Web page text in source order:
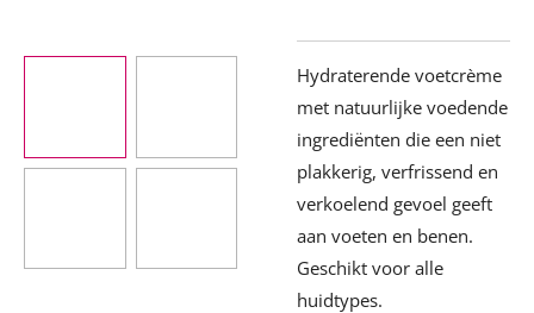
Hydraterende voetcrème
met natuurlijke voedende
ingrediënten die een niet
plakkerig, verfrissend en
verkoelend gevoel geeft
aan voeten en benen.
Geschikt voor alle
huidtypes.